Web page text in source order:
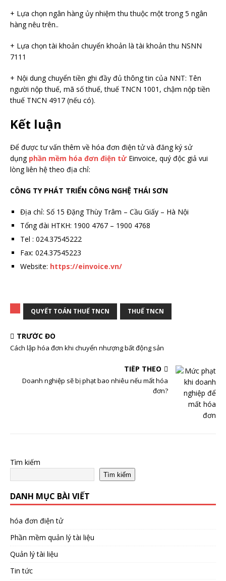
+ Lựa chọn ngân hàng ủy nhiệm thu thuộc một trong 5 ngân
hàng nêu trên..
+ Lựa chọn tài khoản chuyển khoản là tài khoản thu NSNN
7111
+ Nội dung chuyển tiền ghi đầy đủ thông tin của NNT: Tên
người nộp thuế, mã số thuế, thuế TNCN 1001, chậm nộp tiền
thuế TNCN 4917 (nếu có).
Kết luận
Để được tư vấn thêm về hóa đơn điện tử và đăng ký sử
dụng phần mềm hóa đơn điện tửEinvoice, quý độc giả vui
lòng liên hệ theo địa chỉ:
CÔNG TY PHÁT TRIỂN CÔNG NGHỆ THÁI SƠN
Địa chỉ: Số 15 Đặng Thùy Trâm – Cầu Giấy – Hà Nội
Tổng đài HTKH: 1900 4767 – 1900 4768
Tel : 024.37545222
Fax: 024.37545223
Website: https://einvoice.vn/
QUYẾT TOÁN THUẾ TNCN THUẾ TNCN
TRƯỚC ĐÓ
Cách lập hóa đơn khi chuyển nhượng bất động sản
TIẾP THEO
Doanh nghiệp sẽ bị phạt bao nhiêu nếu mất hóa
đơn?
Tìm kiếm
Tìm kiếm
DANH MỤC BÀI VIẾT
hóa đơn điện tử
Phần mềm quản lý tài liệu
Quản lý tài liệu
Tin tức